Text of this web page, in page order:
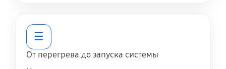
Замена жесткого диска
☰
От перегрева до запуска системы